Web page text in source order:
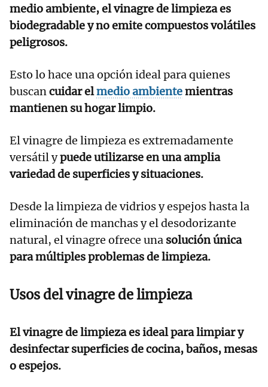
medio ambiente, el vinagre de limpieza es
biodegradable y no emite compuestos volátiles
peligrosos.
Esto lo hace una opción ideal para quienes
buscancuidar elmedio ambientemientras
mantienen su hogar limpio.
El vinagre de limpieza es extremadamente
versátil ypuede utilizarse en una amplia
variedad de superficies y situaciones.
Desde la limpieza de vidrios y espejos hasta la
eliminación de manchas y el desodorizante
natural, el vinagre ofrece una solución única
para múltiples problemas de limpieza.
Usos del vinagre de limpieza
El vinagre de limpieza es ideal para limpiar y
desinfectar superficies de cocina, baños, mesas
o espejos.